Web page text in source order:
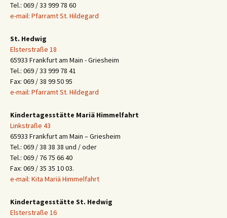
Tel.: 069 / 33 999 78 60
e-mail: Pfarramt St. Hildegard
St. Hedwig
Elsterstraße 18
65933 Frankfurt am Main - Griesheim
Tel.: 069 / 33 999 78 41
Fax: 069 / 38 99 50 95
e-mail: Pfarramt St. Hildegard
Kindertagesstätte Mariä Himmelfahrt
Linkstraße 43
65933 Frankfurt am Main – Griesheim
Tel.: 069 / 38 38 38 und / oder
Tel.: 069 / 76 75 66 40
Fax: 069 / 35 35 10 03.
e-mail: Kita Mariä Himmelfahrt
Kindertagesstätte St. Hedwig
Elsterstraße 16